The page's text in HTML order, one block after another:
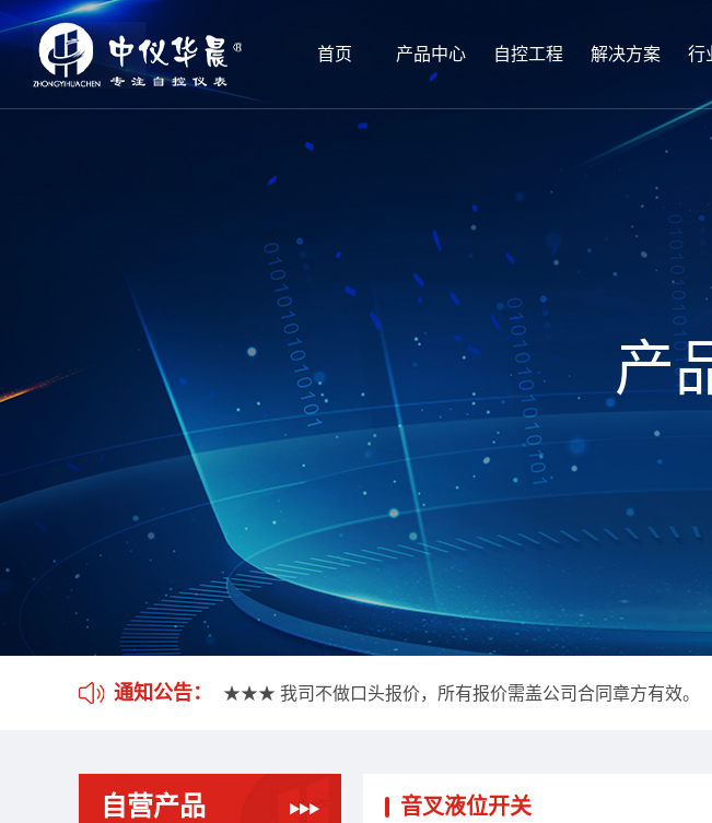
首页 产品中心 自控工程 解决方案 行
产
通知公告：
★★★ 我司不做口头报价，所有报价需盖公司合同章方有效。
★★★ 应客户要求，我司开通雷达液位计维修、校准、零部件
★★★ 我司不做口头报价，所有报价需盖公司合同章方有效。
自营产品 音叉液位开关